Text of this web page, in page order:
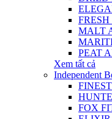
MALT
PEAT
Xem tất cả
Independent
FOX